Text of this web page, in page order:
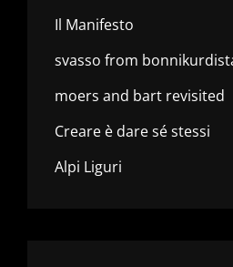
Il Manifesto
svasso from
moers and bart revisited
Creare è dare sé stessi
Alpi Liguri